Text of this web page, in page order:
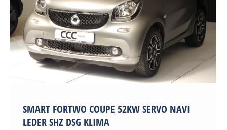
SMART FORTWO COUPE 52KW SERVO NAVI
LEDER SHZ DSG KLIMA